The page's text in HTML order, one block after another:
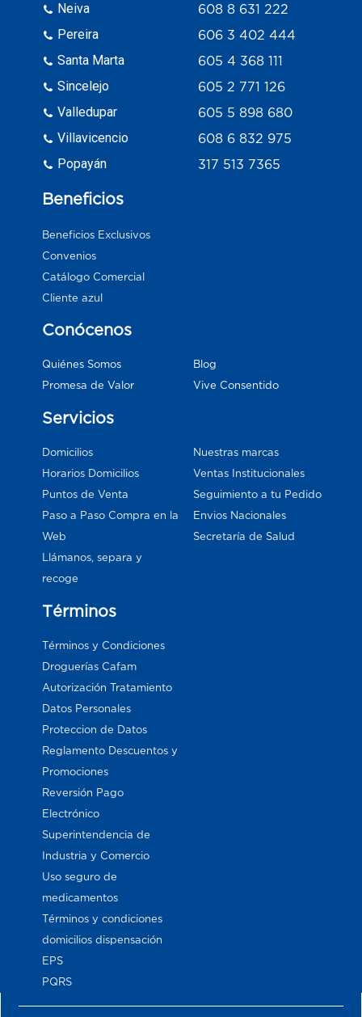
Neiva
Pereira
Santa Marta
Sincelejo
Valledupar
Villavicencio
Popayán
608 8 631 222
606 3 402 444
605 4 368 111
605 2 771 126
605 5 898 680
608 6 832 975
317 513 7365
Beneficios
Beneficios Exclusivos
Convenios
Catálogo Comercial
Cliente azul
Conócenos
Quiénes Somos
Promesa de Valor
Blog
Vive Consentido
Servicios
Domicilios
Horarios Domicilios
Puntos de Venta
Paso a Paso Compra en la
Web
Llámanos, separa y
recoge
Nuestras marcas
Ventas Institucionales
Seguimiento a tu Pedido
Envios Nacionales
Secretaría de Salud
Términos
Términos y Condiciones
Droguerías Cafam
Autorización Tratamiento
Datos Personales
Proteccion de Datos
Reglamento Descuentos y
Promociones
Reversión Pago
Electrónico
Superintendencia de
Industria y Comercio
Uso seguro de
medicamentos
Términos y condiciones
domicilios dispensación
EPS
PQRS